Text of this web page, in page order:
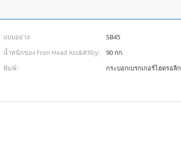
แบบอย่าง:
SB45
น้ำหนักของ Fron Head Ass&#39;y:
90 กก.
พิมพ์:
กระบอกเบรกเกอร์ไฮดรอลิก